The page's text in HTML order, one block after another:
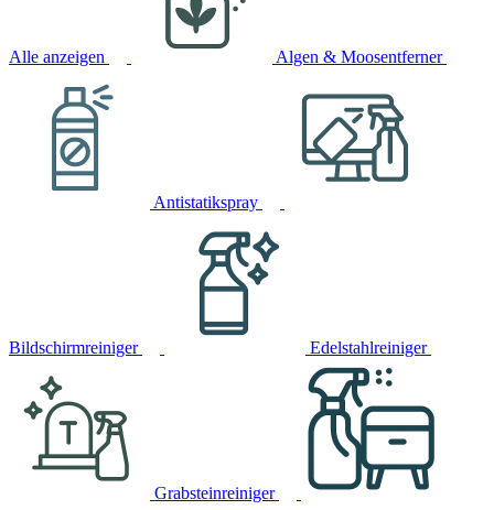
Alle anzeigen Algen & Moosentferner
Antistatikspray
Bildschirmreiniger Edelstahlreiniger
Grabsteinreiniger